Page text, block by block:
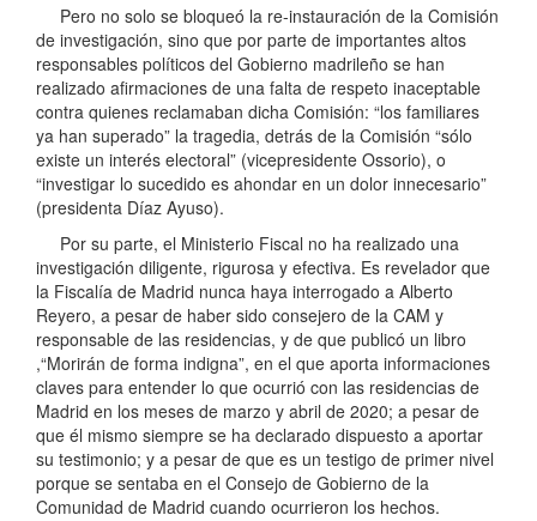
Pero no solo se bloqueó la re-instauración de la Comisión
de investigación, sino que por parte de importantes altos
responsables políticos del Gobierno madrileño se han
realizado afirmaciones de una falta de respeto inaceptable
contra quienes reclamaban dicha Comisión: “los familiares
ya han superado” la tragedia, detrás de la Comisión “sólo
existe un interés electoral” (vicepresidente Ossorio), o
“investigar lo sucedido es ahondar en un dolor innecesario”
(presidenta Díaz Ayuso).
Por su parte, el Ministerio Fiscal no ha realizado una
investigación diligente, rigurosa y efectiva. Es revelador que
la Fiscalía de Madrid nunca haya interrogado a Alberto
Reyero, a pesar de haber sido consejero de la CAM y
responsable de las residencias, y de que publicó un libro
,“Morirán de forma indigna”, en el que aporta informaciones
claves para entender lo que ocurrió con las residencias de
Madrid en los meses de marzo y abril de 2020; a pesar de
que él mismo siempre se ha declarado dispuesto a aportar
su testimonio; y a pesar de que es un testigo de primer nivel
porque se sentaba en el Consejo de Gobierno de la
Comunidad de Madrid cuando ocurrieron los hechos.